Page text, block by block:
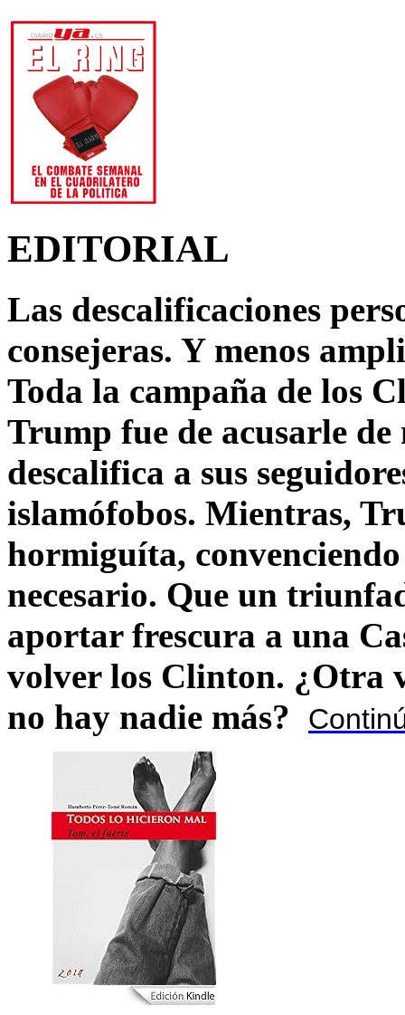
EDITORIAL
Las descalificaciones
consejeras. Y menos
Toda la campaña de los
Trump fue de acusarle
descalifica a sus
islamófobos. Mientras,
hormiguíta,
necesario. Que un
aportar frescura a una
volver los Clinton. ¿Otra
no hay nadie más?